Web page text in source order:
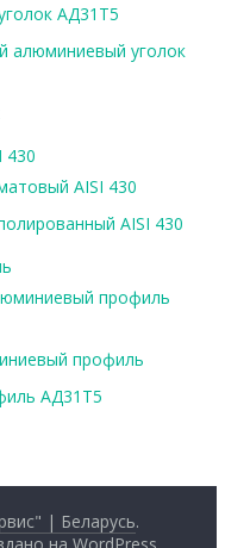
АД31Т5
алюминиевый уголок
430
AISI 430
AISI 430
профиль
профиль
АД31Т5
| Беларусь.
на WordPress